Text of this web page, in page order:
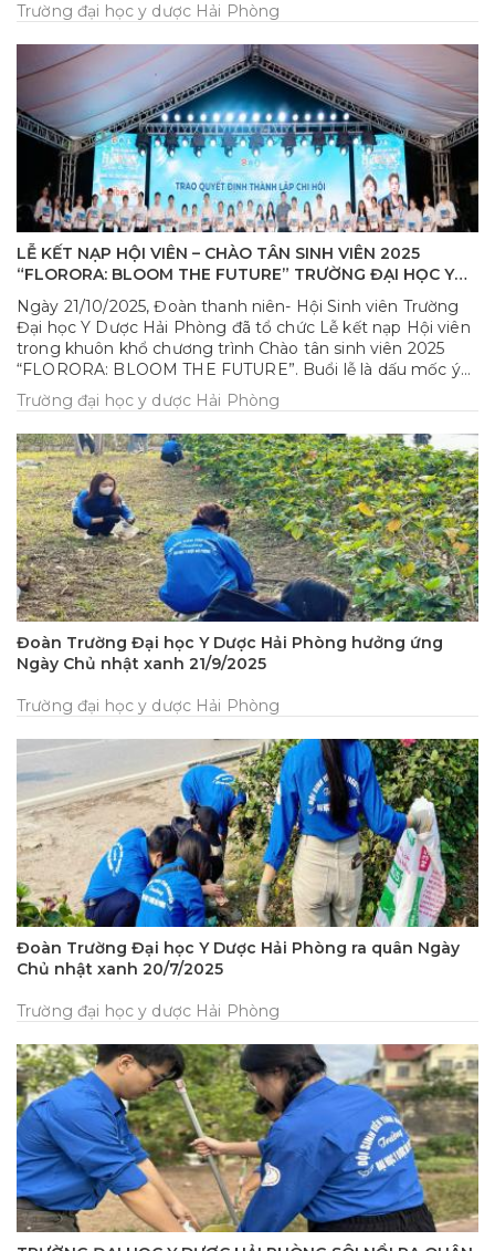
Trường đại học y dược Hải Phòng
LỄ KẾT NẠP HỘI VIÊN – CHÀO TÂN SINH VIÊN 2025
“FLORORA: BLOOM THE FUTURE” TRƯỜNG ĐẠI HỌC Y
DƯỢC HẢI PHÒNG
Ngày 21/10/2025, Đoàn thanh niên- Hội Sinh viên Trường
Đại học Y Dược Hải Phòng đã tổ chức Lễ kết nạp Hội viên
trong khuôn khổ chương trình Chào tân sinh viên 2025
“FLORORA: BLOOM THE FUTURE”. Buổi lễ là dấu mốc ý
nghĩa, chào đón các tân sinh viên chính thức trở thành Hội
viên Hội Sinh viên Việt Nam, đồng thời lan tỏa tinh thần
nhiệt huyết, trách nhiệm và khát vọng cống hiến của tuổi
trẻ HPMU.
Trường đại học y dược Hải Phòng
Đoàn Trường Đại học Y Dược Hải Phòng hưởng ứng
Ngày Chủ nhật xanh 21/9/2025
Trường đại học y dược Hải Phòng
Đoàn Trường Đại học Y Dược Hải Phòng ra quân Ngày
Chủ nhật xanh 20/7/2025
Trường đại học y dược Hải Phòng